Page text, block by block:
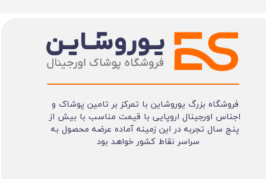
فروشگاه بزرگ یوروشاین با تمرکز بر تامین پوشاک و
اجناس اورجینال اروپایی با قیمت مناسب با بیش از
پنج سال تجربه در این زمینه آماده عرضه محصول به
سراسر نقاط کشور خواهد بود